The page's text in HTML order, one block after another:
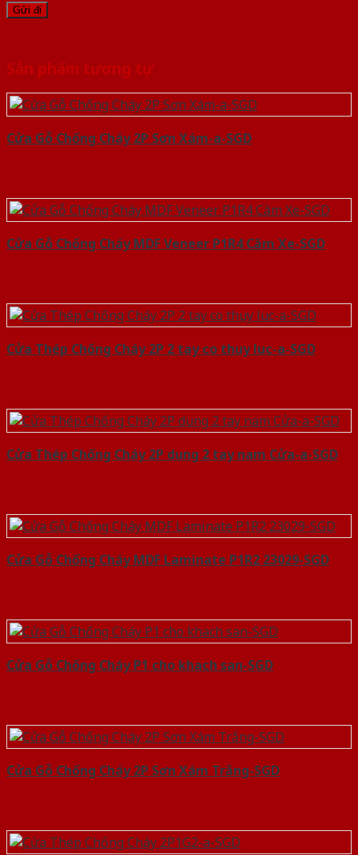
Sản phẩm tương tự
Cửa Gỗ Chống Cháy 2P Sơn Xám-a-SGD
Cửa Gỗ Chống Cháy MDF Veneer P1R4 Căm Xe-SGD
Cửa Thép Chống Cháy 2P 2 tay co thuy luc-a-SGD
Cửa Thép Chống Cháy 2P dung 2 tay nam Cửa-a-SGD
Cửa Gỗ Chống Cháy MDF Laminate P1R2 23029-SGD
Cửa Gỗ Chống Cháy P1 cho khach san-SGD
Cửa Gỗ Chống Cháy 2P Sơn Xám Trắng-SGD